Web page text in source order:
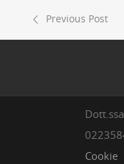
Previous Post
Cookie